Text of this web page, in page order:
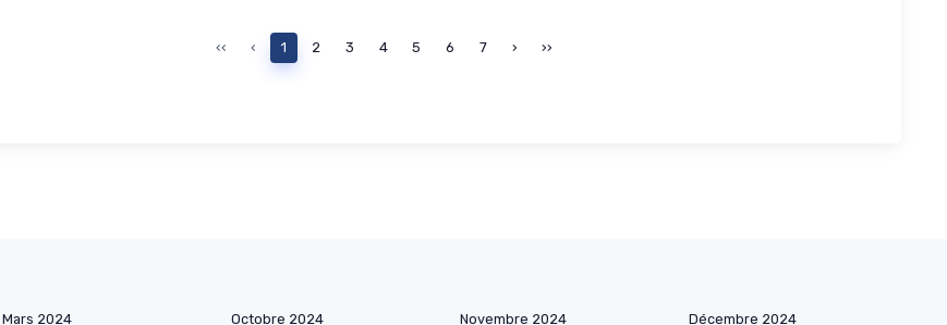
‹‹ ‹ 1 2 3 4 5 6 7 › ››
Mars 2024 Octobre 2024 Novembre 2024
Décembre 2024